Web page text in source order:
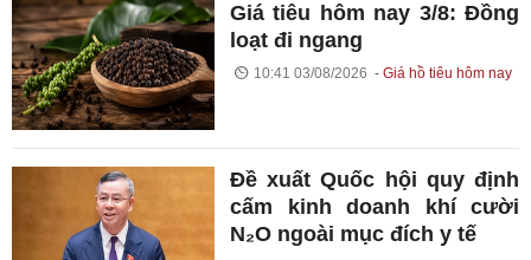
Giá tiêu hôm nay 3/8: Đồng
loạt đi ngang
10:41 03/08/2026 Giá hồ tiêu hôm nay
Đề xuất Quốc hội quy định
cấm kinh doanh khí cười
N₂O ngoài mục đích y tế